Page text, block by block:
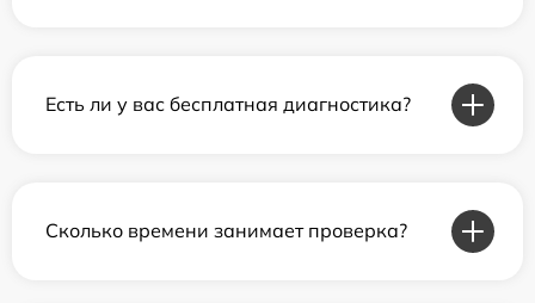
Есть ли у вас бесплатная диагностика?
Сколько времени занимает проверка?